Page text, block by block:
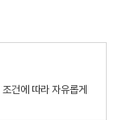
조건에 따라 자유롭게